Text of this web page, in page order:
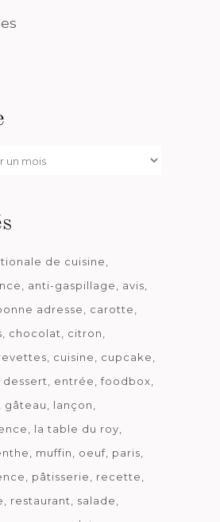
de cuisine
anti-gaspillage
avis
adresse
carotte
chocolat
citron
cuisine
cupcake
dessert entrée
foodbox
gâteau
lançon
la table du roy
muffin oeuf paris
pâtisserie
recette
restaurant
salade